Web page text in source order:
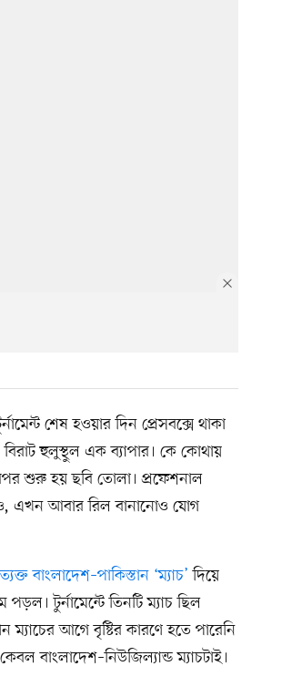
শেষ হওয়ার দিন প্রেসবক্সে থাকা
হুলুস্থুল এক ব্যাপার। কে কোথায়
শুরু হয় ছবি তোলা। প্রফেশনাল
এখন আবার রিল বানানোও যোগ
বাংলাদেশ–পাকিস্তান ‘ম্যাচ’ দিয়ে
টুর্নামেন্টে তিনটি ম্যাচ ছিল
ম্যাচের আগে বৃষ্টির কারণে হতে পারেনি
বাংলাদেশ–নিউজিল্যান্ড ম্যাচটাই।